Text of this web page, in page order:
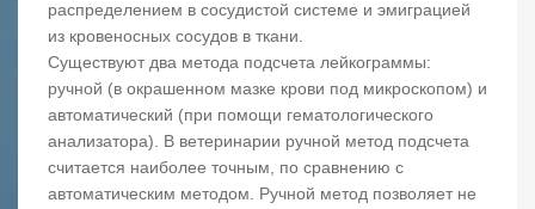
распределением в сосудистой системе и эмиграцией
из кровеносных сосудов в ткани.
Существуют два метода подсчета лейкограммы:
ручной (в окрашенном мазке крови под микроскопом) и
автоматический (при помощи гематологического
анализатора). В ветеринарии ручной метод подсчета
считается наиболее точным, по сравнению с
автоматическим методом. Ручной метод позволяет не